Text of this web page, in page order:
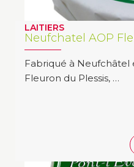
LAITIERS
Neufchatel AOP
Fabriqué à Neufchâtel
Fleuron du Plessis, …